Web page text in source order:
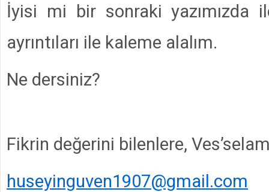
İyisi mi bir sonraki yazımızda
ayrıntıları ile kaleme alalım.
Ne dersiniz?
Fikrin değerini bilenlere,
huseyinguven1907@gmail.com